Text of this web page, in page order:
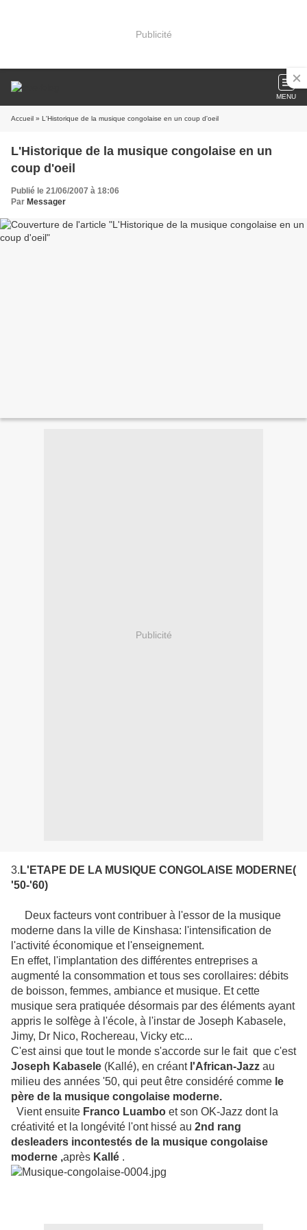
Publicité
MENU
Accueil » L'Historique de la musique congolaise en un coup d'oeil
L'Historique de la musique congolaise en un
coup d'oeil
Publié le 21/06/2007 à 18:06
Par Messager
Publicité
3. L'ETAPE DE LA MUSIQUE CONGOLAISE MODERNE(
'50-'60)
Deux facteurs vont contribuer à l'essor de la musique
moderne dans la ville de Kinshasa: l'intensification de
l'activité économique et l'enseignement.
En effet, l'implantation des différentes entreprises a
augmenté la consommation et tous ses corollaires: débits
de boisson, femmes, ambiance et musique. Et cette
musique sera pratiquée désormais par des éléments ayant
appris le solfège à l'école, à l'instar de Joseph Kabasele,
Jimy, Dr Nico, Rochereau, Vicky etc...
C'est ainsi que tout le monde s'accorde sur le fait que c'est
Joseph Kabasele (Kallé), en créant l'African-Jazz au
milieu des années '50, qui peut être considéré comme le
père de la musique congolaise moderne.
Vient ensuite Franco Luambo et son OK-Jazz dont la
créativité et la longévité l'ont hissé au 2nd rang
des leaders incontestés de la musique congolaise
moderne ,après Kallé .